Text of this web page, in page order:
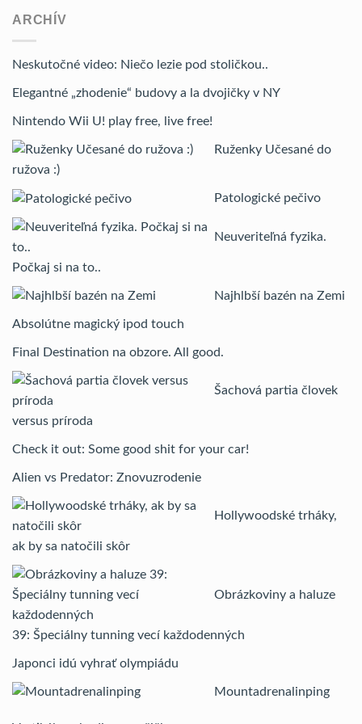
ARCHÍV
Neskutočné video: Niečo lezie pod stoličkou..
Elegantné „zhodenie“ budovy a la dvojičky v NY
Nintendo Wii U! play free, live free!
Ruženky Učesané do
ružova :)
Patologické pečivo
Neuveriteľná fyzika.
Počkaj si na to..
Najhlbší bazén na Zemi
Absolútne magický ipod touch
Final Destination na obzore. All good.
Šachová partia človek
versus príroda
Check it out: Some good shit for your car!
Alien vs Predator: Znovuzrodenie
Hollywoodské trháky,
ak by sa natočili skôr
Obrázkoviny a haluze
39: Špeciálny tunning vecí každodenných
Japonci idú vyhrať olympiádu
Mountadrenalinping